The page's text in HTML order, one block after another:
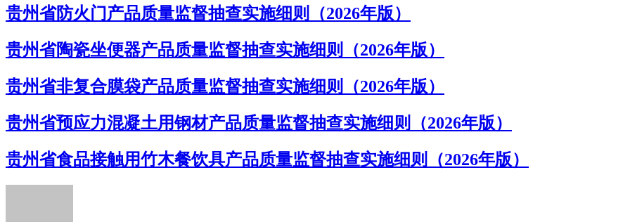
贵州省防火门产品质量监督抽查实施细则（2026年版）
贵州省陶瓷坐便器产品质量监督抽查实施细则（2026年版）
贵州省非复合膜袋产品质量监督抽查实施细则（2026年版）
贵州省预应力混凝土用钢材产品质量监督抽查实施细则（2026年版）
贵州省食品接触用竹木餐饮具产品质量监督抽查实施细则（2026年版）